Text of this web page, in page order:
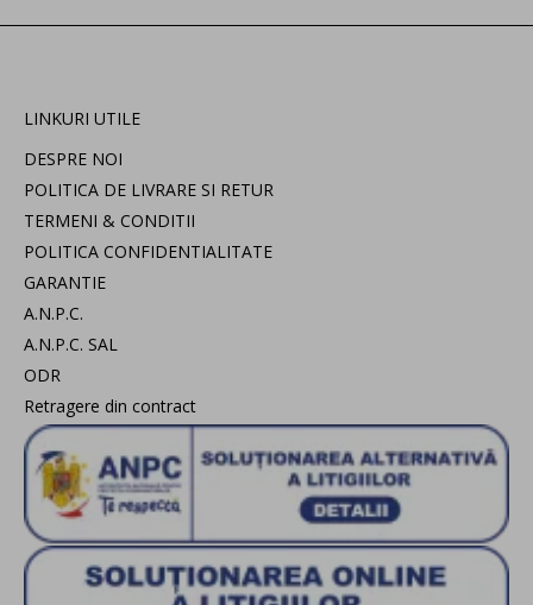
LINKURI UTILE
DESPRE NOI
POLITICA DE LIVRARE SI RETUR
TERMENI & CONDITII
POLITICA CONFIDENTIALITATE
GARANTIE
A.N.P.C.
A.N.P.C. SAL
ODR
Retragere din contract